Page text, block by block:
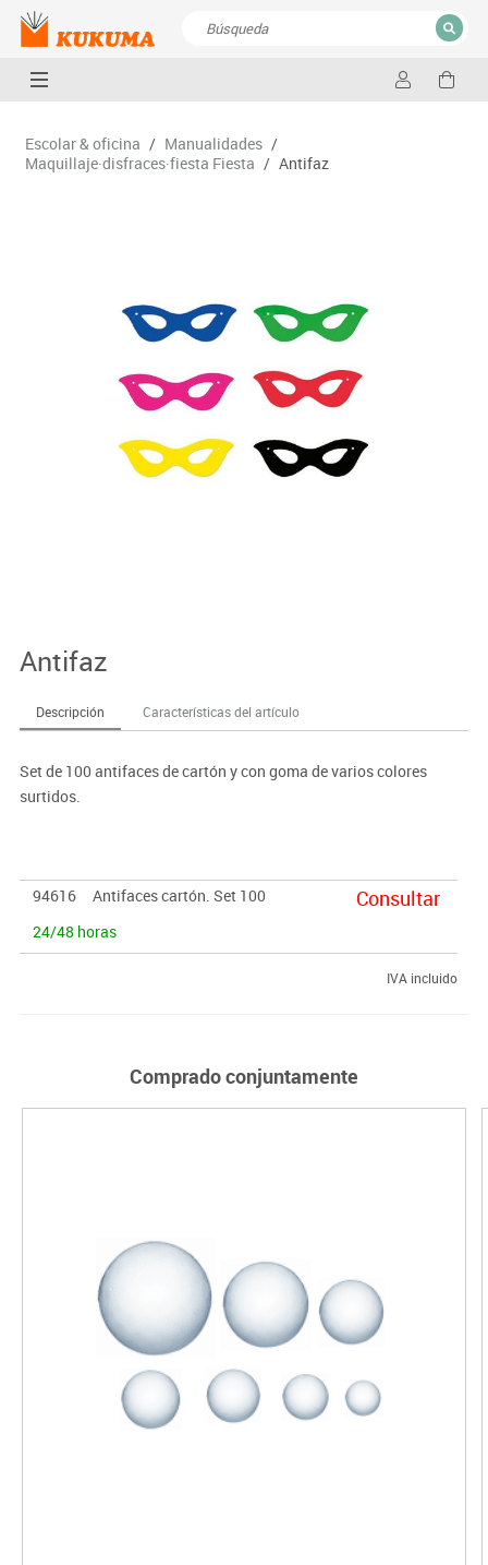
CERRAR
Escolar & oficina / Manualidades /
Maquillaje·disfraces·fiesta Fiesta / Antifaz
Antifaz
Descripción Características del artículo
Set de 100 antifaces de cartón y con goma de varios colores
surtidos.
94616
Antifaces cartón. Set 100
24/48 horas
Consultar
IVA incluido
Comprado conjuntamente